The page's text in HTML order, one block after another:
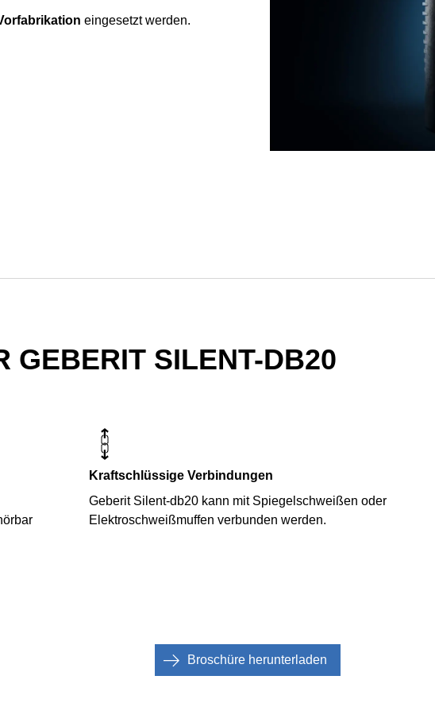
eingesetzt werden.
GEBERIT SILENT-DB20
Kraftschlüssige Verbindungen
Geberit Silent-db20 kann mit Spiegelschweißen oder
Elektroschweißmuffen verbunden werden.
Broschüre herunterladen